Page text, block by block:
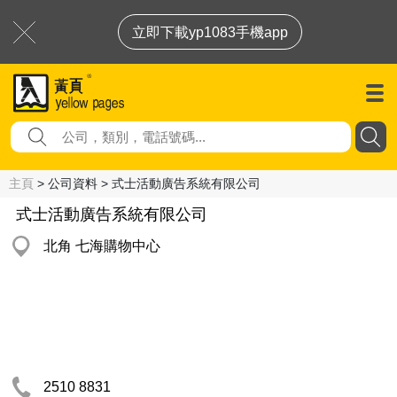
立即下載yp1083手機app
主頁 > 公司資料 > 式士活動廣告系統有限公司
式士活動廣告系統有限公司
北角 七海購物中心
2510 8831